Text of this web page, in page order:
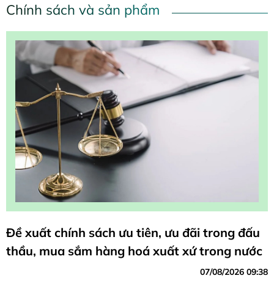
Chính sách và sản phẩm
Đề xuất chính sách ưu tiên, ưu đãi trong đấu
thầu, mua sắm hàng hoá xuất xứ trong nước
07/08/2026 09:38